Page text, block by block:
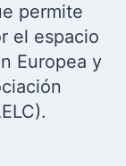
permite
el espacio
Europea y